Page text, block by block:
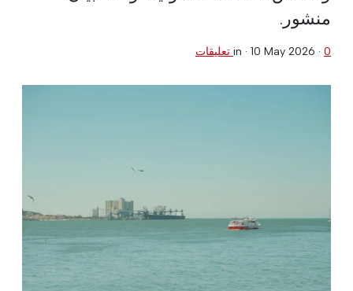
منشور.
in · 10 May 2026 · 0 تعليقات